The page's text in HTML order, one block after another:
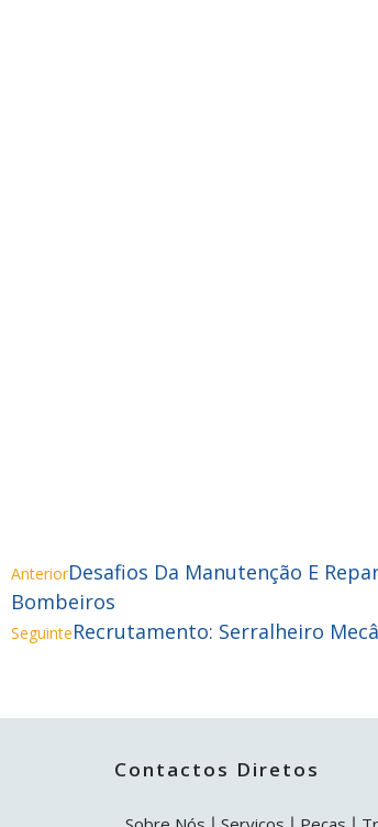
AnteriorDesafios Da Manutenção E
Bombeiros
SeguinteRecrutamento: Serralheiro
Contactos Diretos